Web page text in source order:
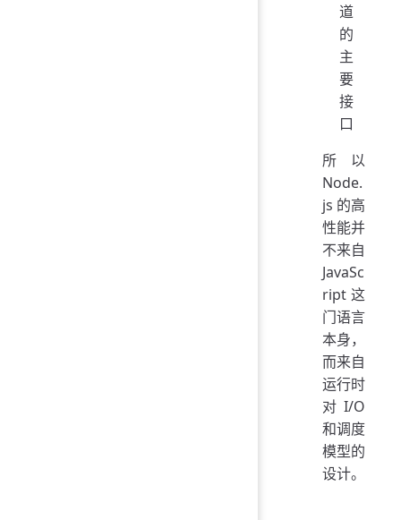
道
的
主
要
接
口
所以
Node.
js 的高
性能并
不来自
JavaSc
ript 这
门语言
本身，
而来自
运行时
对 I/O
和调度
模型的
设计。